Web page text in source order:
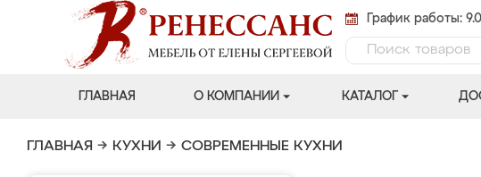
График работы:
ГЛАВНАЯ О КОМПАНИИ КАТАЛОГ
ГЛАВНАЯ → КУХНИ → СОВРЕМЕННЫЕ КУХНИ